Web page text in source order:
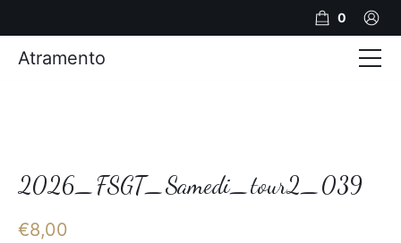
2026_FSGT_Samedi_tour2_039
€8,00
0
Atramento
Photos